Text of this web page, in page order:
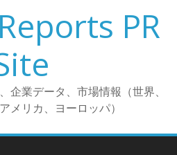
PR
企業データ、市場情報（世界、
メリカ、ヨーロッパ）